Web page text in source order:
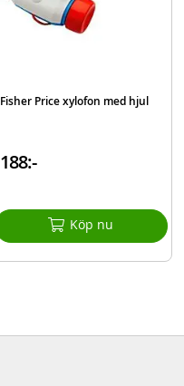
Fisher Price
Fisher Price xylofon med hjul
188:-
Köp nu